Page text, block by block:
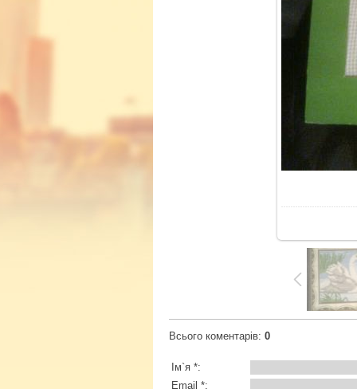
Всього коментарів: 0
Ім`я *:
Email *: